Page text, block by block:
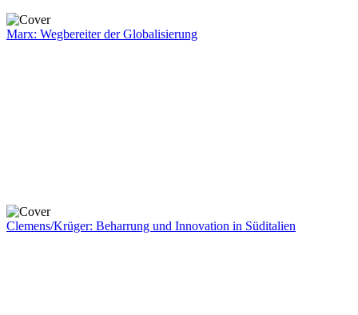
Marx: Wegbereiter der Globalisierung
Clemens/Krüger: Beharrung und Innovation in Süditalien